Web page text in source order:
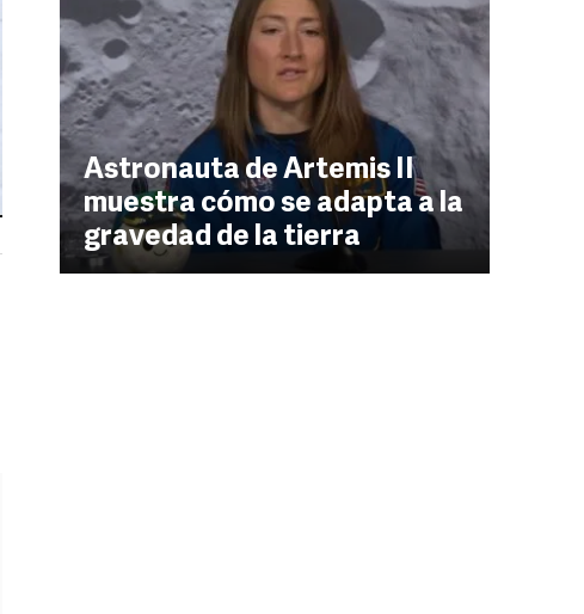
Astronauta de Artemis II
muestra cómo se adapta a la
gravedad de la tierra